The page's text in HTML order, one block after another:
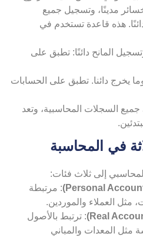
مدينًا، وتسجيل جميع
هذه قاعدة تستخدم في
المانح دائنًا: تطبق على
دائنا. تطبق على الحسابات
السجلات المحاسبية، وتعد
في المحاسبة
إلى ثلاث فئات:
: مرتبطة
العملاء والموردين.
: ترتبط بالأصول
المعدات والمباني